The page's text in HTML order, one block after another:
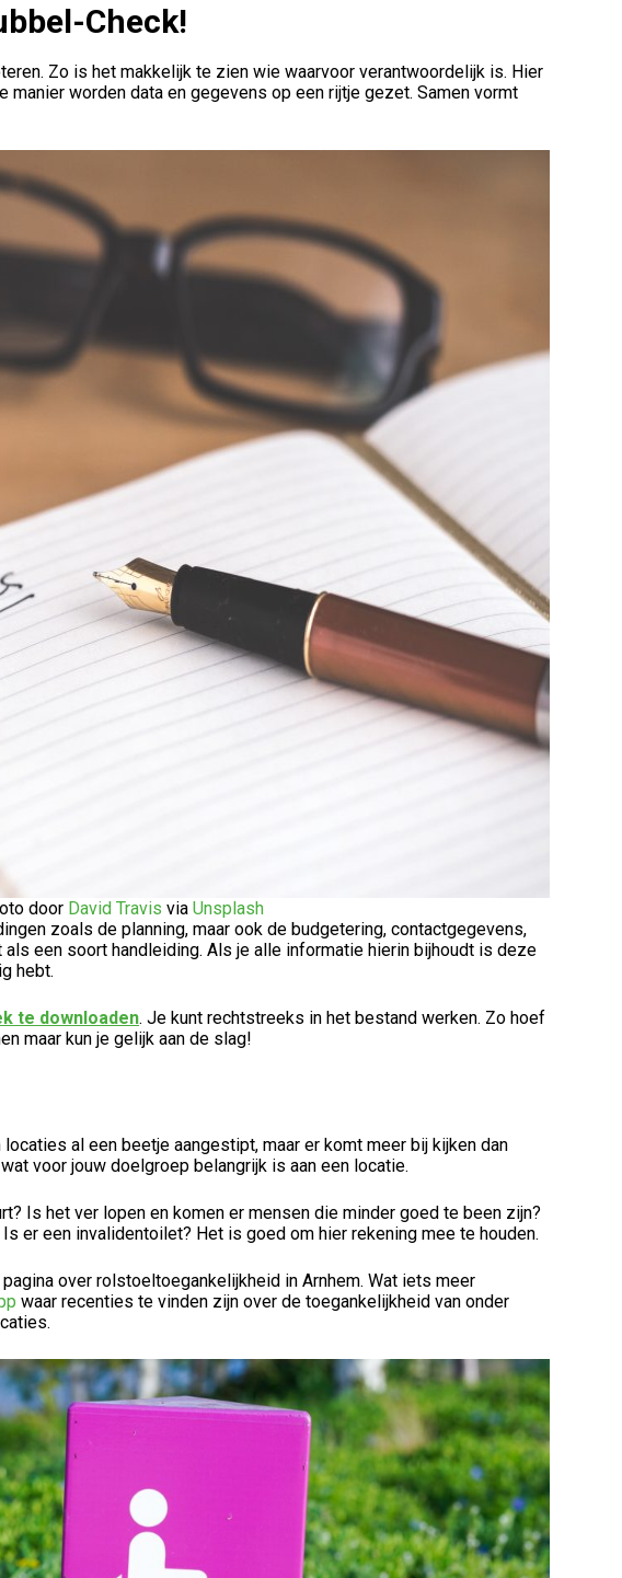
Check!
Zo is het makkelijk te zien wie waarvoor verantwoordelijk is. Hier
manier worden data en gegevens op een rijtje gezet. Samen vormt
door David Travis via Unsplash
zoals de planning, maar ook de budgetering, contactgegevens,
een soort handleiding. Als je alle informatie hierin bijhoudt is deze
hebt.
te downloaden. Je kunt rechtstreeks in het bestand werken. Zo hoef
maar kun je gelijk aan de slag!
al een beetje aangestipt, maar er komt meer bij kijken dan
voor jouw doelgroep belangrijk is aan een locatie.
Is het ver lopen en komen er mensen die minder goed te been zijn?
er een invalidentoilet? Het is goed om hier rekening mee te houden.
over rolstoeltoegankelijkheid in Arnhem. Wat iets meer
waar recenties te vinden zijn over de toegankelijkheid van onder